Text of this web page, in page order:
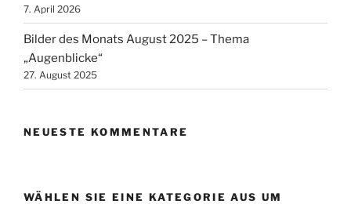
7. April 2026
Bilder des Monats August 2025 – Thema
„Augenblicke“
27. August 2025
NEUESTE KOMMENTARE
WÄHLEN SIE EINE KATEGORIE AUS UM